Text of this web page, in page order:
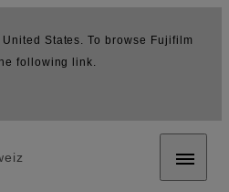
States. To browse Fujifilm
following link.